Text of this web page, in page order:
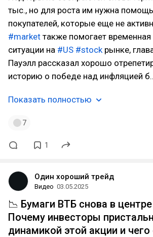
тыс., но для роста им нужна
покупателей, которые еще не
#market также помогает
ситуации на #US #stockрынке,
Пауэлл рассказал хорошо
историю о победе над инфляцией
Показать полностью
7
1
Один хороший трейд
Видео 03.05.2025
📉 Бумаги ВТБ снова в
Почему инвесторы
динамикой этой акции и